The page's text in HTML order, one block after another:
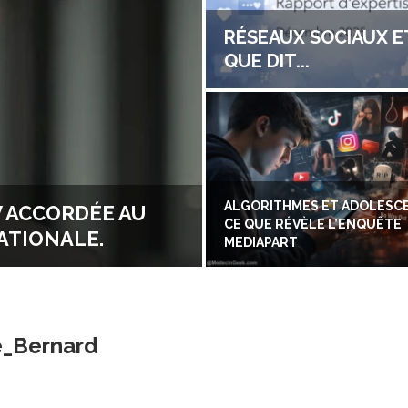
AU
RÉSEAUX SOCIAUX
QUE DIT...
ALGORITHMES ET
CE QUE RÉVÈLE L’ENQUÊTE
MEDIAPART